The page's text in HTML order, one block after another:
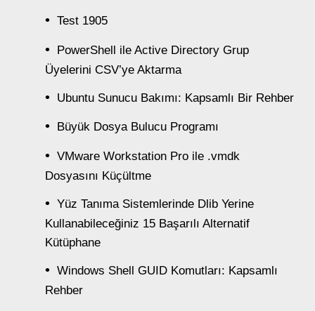
Test 1905
PowerShell ile Active Directory Grup
Üyelerini CSV’ye Aktarma
Ubuntu Sunucu Bakımı: Kapsamlı Bir Rehber
Büyük Dosya Bulucu Programı
VMware Workstation Pro ile .vmdk
Dosyasını Küçültme
Yüz Tanıma Sistemlerinde Dlib Yerine
Kullanabileceğiniz 15 Başarılı Alternatif
Kütüphane
Windows Shell GUID Komutları: Kapsamlı
Rehber